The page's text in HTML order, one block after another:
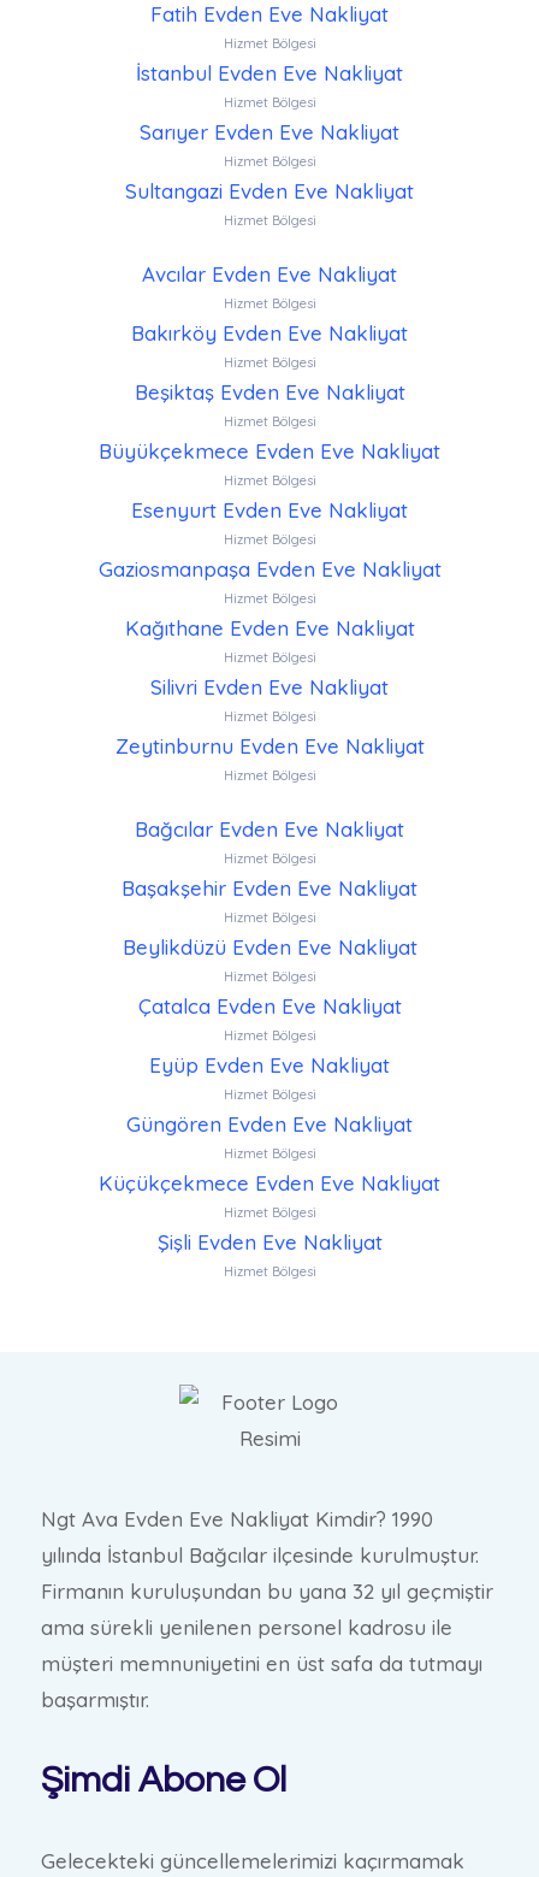
Fatih Evden Eve Nakliyat
Hizmet Bölgesi
İstanbul Evden Eve Nakliyat
Hizmet Bölgesi
Sarıyer Evden Eve Nakliyat
Hizmet Bölgesi
Sultangazi Evden Eve Nakliyat
Hizmet Bölgesi
Avcılar Evden Eve Nakliyat
Hizmet Bölgesi
Bakırköy Evden Eve Nakliyat
Hizmet Bölgesi
Beşiktaş Evden Eve Nakliyat
Hizmet Bölgesi
Büyükçekmece Evden Eve Nakliyat
Hizmet Bölgesi
Esenyurt Evden Eve Nakliyat
Hizmet Bölgesi
Gaziosmanpaşa Evden Eve Nakliyat
Hizmet Bölgesi
Kağıthane Evden Eve Nakliyat
Hizmet Bölgesi
Silivri Evden Eve Nakliyat
Hizmet Bölgesi
Zeytinburnu Evden Eve Nakliyat
Hizmet Bölgesi
Bağcılar Evden Eve Nakliyat
Hizmet Bölgesi
Başakşehir Evden Eve Nakliyat
Hizmet Bölgesi
Beylikdüzü Evden Eve Nakliyat
Hizmet Bölgesi
Çatalca Evden Eve Nakliyat
Hizmet Bölgesi
Eyüp Evden Eve Nakliyat
Hizmet Bölgesi
Güngören Evden Eve Nakliyat
Hizmet Bölgesi
Küçükçekmece Evden Eve Nakliyat
Hizmet Bölgesi
Şişli Evden Eve Nakliyat
Hizmet Bölgesi
Ngt Ava Evden Eve Nakliyat Kimdir? 1990
yılında İstanbul Bağcılar ilçesinde kurulmuştur.
Firmanın kuruluşundan bu yana 32 yıl geçmiştir
ama sürekli yenilenen personel kadrosu ile
müşteri memnuniyetini en üst safa da tutmayı
başarmıştır.
Şimdi Abone Ol
Gelecekteki güncellemelerimizi kaçırmamak